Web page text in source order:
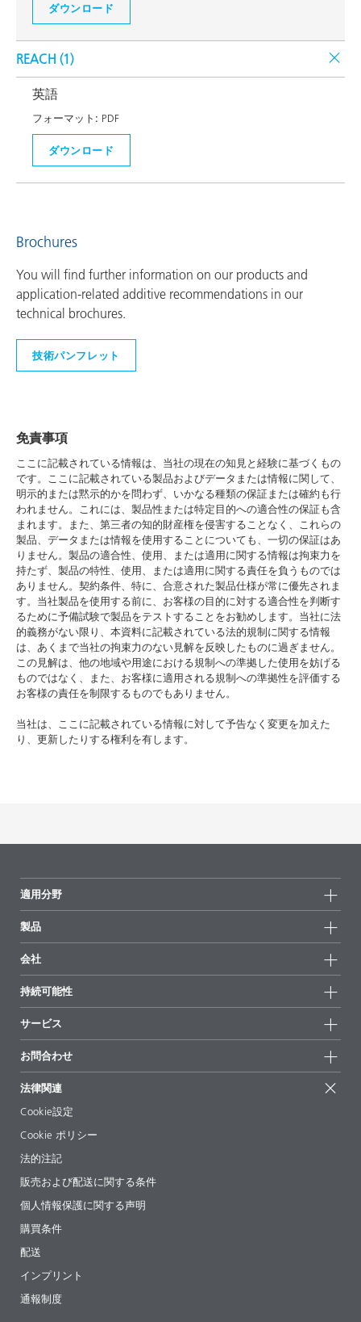
ダウンロード
REACH (1)
英語
フォーマット: PDF
ダウンロード
Brochures
You will find further information on our products and
application-related additive recommendations in our
technical brochures.
技術パンフレット
免責事項
ここに記載されている情報は、当社の現在の知見と経験に基づくもの
です。ここに記載されている製品およびデータまたは情報に関して、
明示的または黙示的かを問わず、いかなる種類の保証または確約も行
われません。これには、製品性または特定目的への適合性の保証も含
まれます。また、第三者の知的財産権を侵害することなく、これらの
製品、データまたは情報を使用することについても、一切の保証はあ
りません。製品の適合性、使用、または適用に関する情報は拘束力を
持たず、製品の特性、使用、または適用に関する責任を負うものでは
ありません。契約条件、特に、合意された製品仕様が常に優先されま
す。当社製品を使用する前に、お客様の目的に対する適合性を判断す
るために予備試験で製品をテストすることをお勧めします。当社に法
的義務がない限り、本資料に記載されている法的規制に関する情報
は、あくまで当社の拘束力のない見解を反映したものに過ぎません。
この見解は、他の地域や用途における規制への準拠した使用を妨げる
ものではなく、また、お客様に適用される規制への準拠性を評価する
お客様の責任を制限するものでもありません。
当社は、ここに記載されている情報に対して予告なく変更を加えた
り、更新したりする権利を有します。
適用分野
製品
全製品
ハイライト
会社
ニュース
拠点と販売代理店
展示会 & イベント
経営陣
持続可能性
持続可能な製品
サクセスストーリー
EcoVadis
証明書
サービス
配合の出発点
論文記事
ebooks(電子書籍)
法令情報
添加剤ガイドアプリ
ビデオ
ダウンロード
お問合わせ
法律関連
Cookie設定
Cookie ポリシー
法的注記
販売および配送に関する条件
個人情報保護に関する声明
購買条件
配送
インプリント
通報制度